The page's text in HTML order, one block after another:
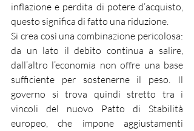
inflazione e perdita di potere d’acquisto,
questo significa di fatto una riduzione.
Si crea così una combinazione pericolosa:
da un lato il debito continua a salire,
dall’altro l’economia non offre una base
sufficiente per sostenerne il peso. Il
governo si trova quindi stretto tra i
vincoli del nuovo Patto di Stabilità
europeo, che impone aggiustamenti